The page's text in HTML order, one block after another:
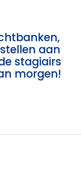
aan
stagiairs
morgen!